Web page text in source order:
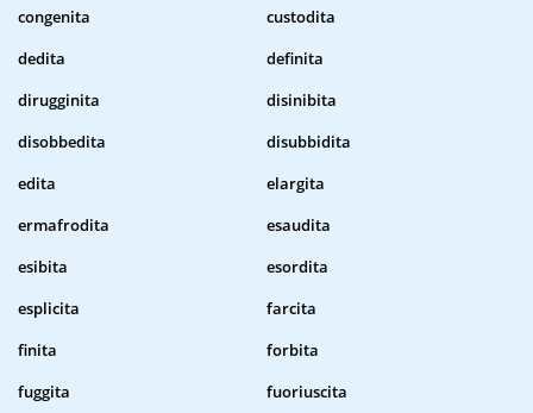
congenita
custodita
dedita
definita
dirugginita
disinibita
disobbedita
disubbidita
edita
elargita
ermafrodita
esaudita
esibita
esordita
esplicita
farcita
finita
forbita
fuggita
fuoriuscita